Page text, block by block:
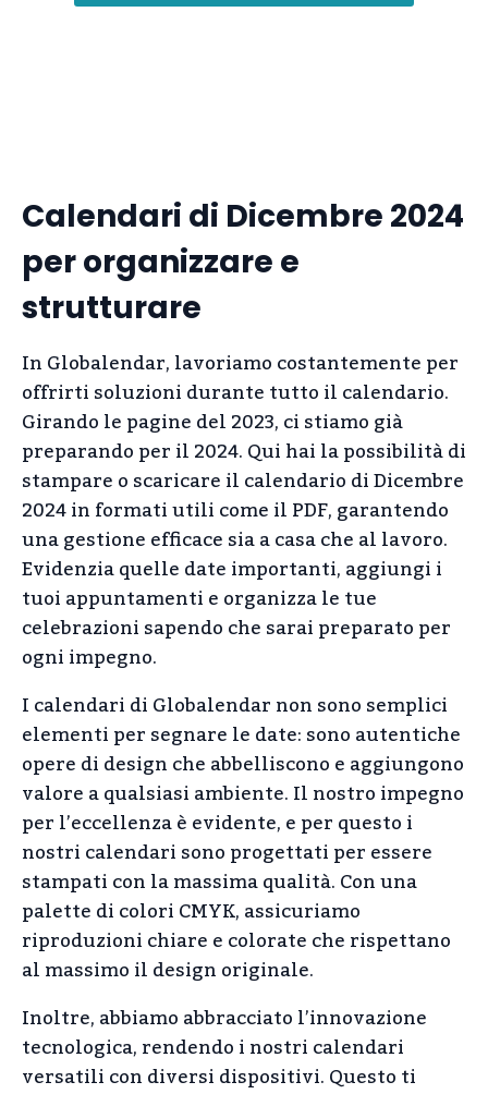
Calendari di Dicembre 2024
per organizzare e
strutturare
In Globalendar, lavoriamo costantemente per
offrirti soluzioni durante tutto il calendario.
Girando le pagine del 2023, ci stiamo già
preparando per il 2024. Qui hai la possibilità di
stampare o scaricare il calendario di Dicembre
2024 in formati utili come il PDF, garantendo
una gestione efficace sia a casa che al lavoro.
Evidenzia quelle date importanti, aggiungi i
tuoi appuntamenti e organizza le tue
celebrazioni sapendo che sarai preparato per
ogni impegno.
I calendari di Globalendar non sono semplici
elementi per segnare le date: sono autentiche
opere di design che abbelliscono e aggiungono
valore a qualsiasi ambiente. Il nostro impegno
per l’eccellenza è evidente, e per questo i
nostri calendari sono progettati per essere
stampati con la massima qualità. Con una
palette di colori CMYK, assicuriamo
riproduzioni chiare e colorate che rispettano
al massimo il design originale.
Inoltre, abbiamo abbracciato l’innovazione
tecnologica, rendendo i nostri calendari
versatili con diversi dispositivi. Questo ti